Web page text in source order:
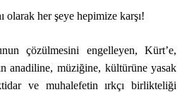
olarak her şeye hepimize karşı!
çözülmesini engelleyen, Kürt’e,
anadiline, müziğine, kültürüne yasak
ve muhalefetin ırkçı birlikteliği